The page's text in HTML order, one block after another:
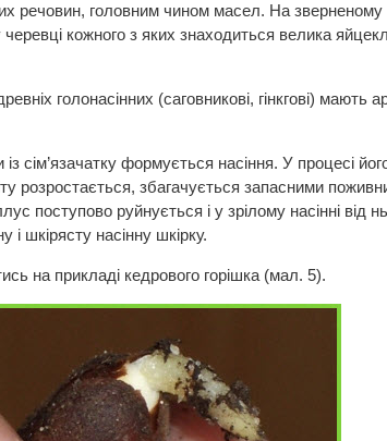
речовин, головним чином масел. На
черевці кожного з яких знаходиться велика
голонасінних (саговникові, гінкгові)
сім’язачатку формується насіння. У процесі
розростається, збагачується запасними
поступово руйнується і у зрілому насінні від
і шкірясту насінну шкірку.
на прикладі кедрового горішка (мал. 5).